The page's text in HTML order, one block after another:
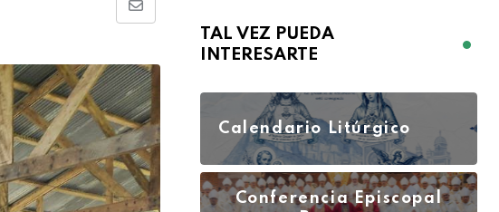
TAL VEZ PUEDA
INTERESARTE
Calendario Litúrgico
Conferencia Episcopal